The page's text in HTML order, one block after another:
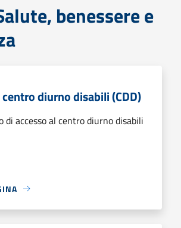
benessere e
diurno disabili (CDD)
di accesso al centro diurno disabili